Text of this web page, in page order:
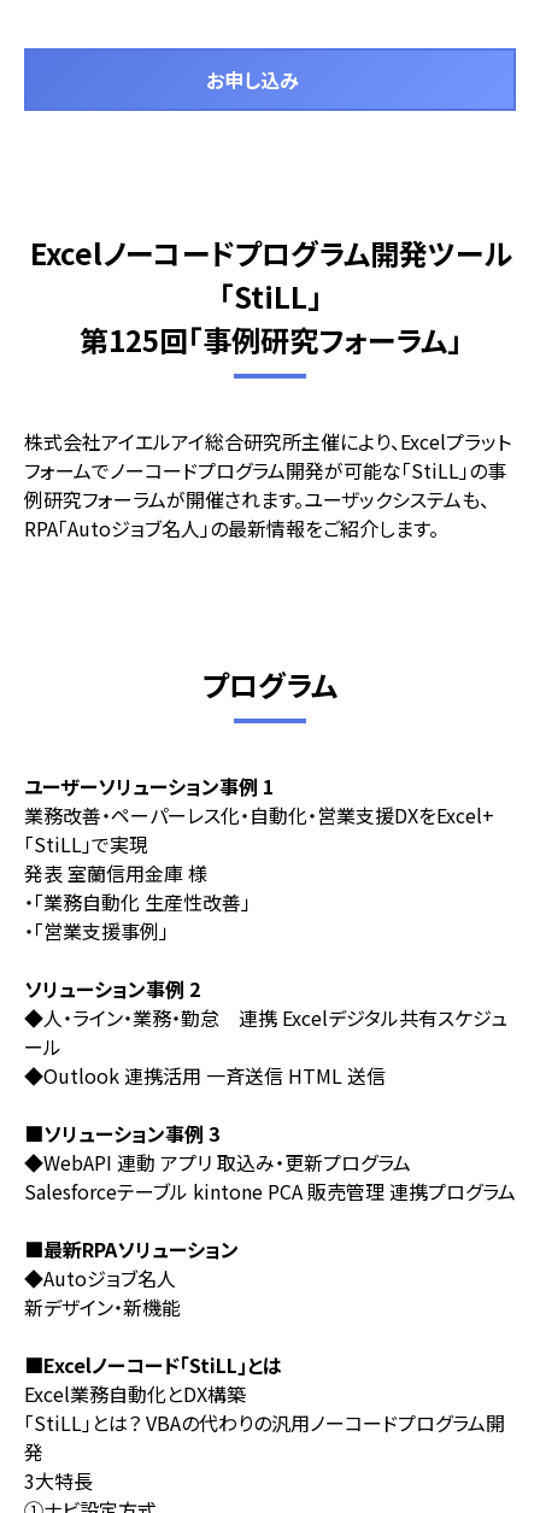
お申し込み
Excelノーコードプログラム開発ツール
「StiLL」
第125回「事例研究フォーラム」
株式会社アイエルアイ総合研究所主催により、Excelプラット
フォームでノーコードプログラム開発が可能な「StiLL」の事
例研究フォーラムが開催されます。ユーザックシステムも、
RPA「Autoジョブ名人」の最新情報をご紹介します。
プログラム
ユーザーソリューション事例 1
業務改善・ペーパーレス化・自動化・営業支援DXをExcel+
「StiLL」で実現
発表 室蘭信用金庫 様
・「業務自動化 生産性改善」
・「営業支援事例」
ソリューション事例 2
◆人・ライン・業務・勤怠 連携 Excelデジタル共有スケジュ
ール
◆Outlook 連携活用 一斉送信 HTML 送信
■ソリューション事例 3
◆WebAPI 連動 アプリ 取込み・更新プログラム
Salesforceテーブル kintone PCA 販売管理 連携プログラム
■最新RPAソリューション
◆Autoジョブ名人
新デザイン・新機能
■Excelノーコード｢StiLL｣とは
Excel業務自動化とDX構築
｢StiLL｣とは？ VBAの代わりの汎用ノーコードプログラム開
発
3大特長